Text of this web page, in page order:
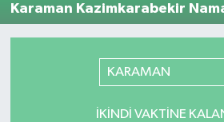
Karaman Kazimkarabekir
KARAMAN
İKINDI VAKTINE
Süper Lig Puan Durumu ve
Tüm Manşetler
Son Dakika Haberleri